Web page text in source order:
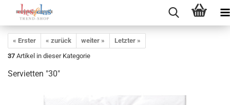
« Erster « zurück weiter »
Letzter »
37 Artikel in dieser Kategorie
Servietten "30"